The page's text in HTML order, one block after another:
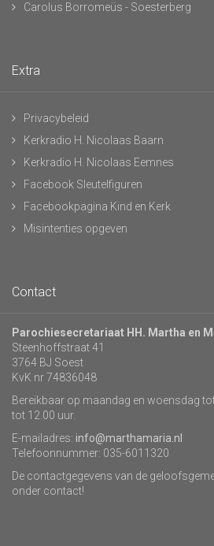
Carolus Borromeüs - Soesterberg
Extra
Privacybeleid
Kerkradio H. Nicolaas Baarn
Kerkradio H. Nicolaas Eemnes
Facebook Sleutelfiguren
Facebookpagina Kind en Kerk
Misintenties opgeven
Contact
Parochiesecretariaat HH. Martha en
Steenhoffstraat 41
3764 BJ Soest
KvK nr 74836048
Bereikbaar op maandag en woensdag
tot 12.00 uur.
E-mailadres: info@marthamaria.nl
Telefoonnummer: 035-6011320
De contactgegevens van de
onder contact!